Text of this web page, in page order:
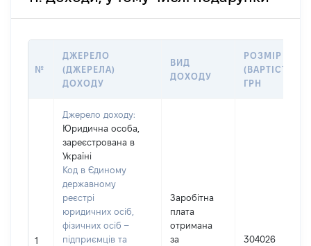
№
ДЖЕРЕЛО
(ДЖЕРЕЛА)
ДОХОДУ
ВИД
ДОХОДУ
РОЗМІР
(ВАРТІСТЬ),
ГРН
1
Джерело доходу:
Юридична особа,
зареєстрована в
Україні
Код в Єдиному
державному
реєстрі
юридичних осіб,
фізичних осіб –
підприємців та
Заробітна
плата
отримана
за
304026